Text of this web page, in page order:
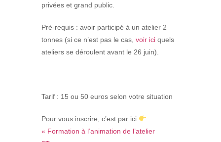
privées et grand public.
Pré-requis : avoir participé à un atelier 2
tonnes (si ce n’est pas le cas, voir ici quels
ateliers se déroulent avant le 26 juin).
Tarif : 15 ou 50 euros selon votre situation
Pour vous inscrire, c’est par ici
« Formation à l’animation de l’atelier